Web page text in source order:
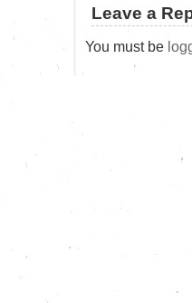
Leave a
You must be